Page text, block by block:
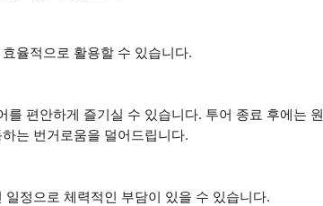
율적으로 활용할 수 있습니다.
편안하게 즐기실 수 있습니다. 투어 종료 후에는 원
는 번거로움을 덜어드립니다.
정으로 체력적인 부담이 있을 수 있습니다.